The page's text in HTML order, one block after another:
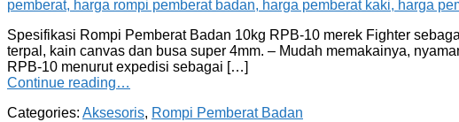
Spesifikasi Rompi Pemberat Badan 10kg RPB-10 merek Fighter
terpal, kain canvas dan busa super 4mm. – Mudah memakainya,
RPB-10 menurut expedisi sebagai […]
Continue reading…
Categories: Aksesoris, Rompi Pemberat Badan